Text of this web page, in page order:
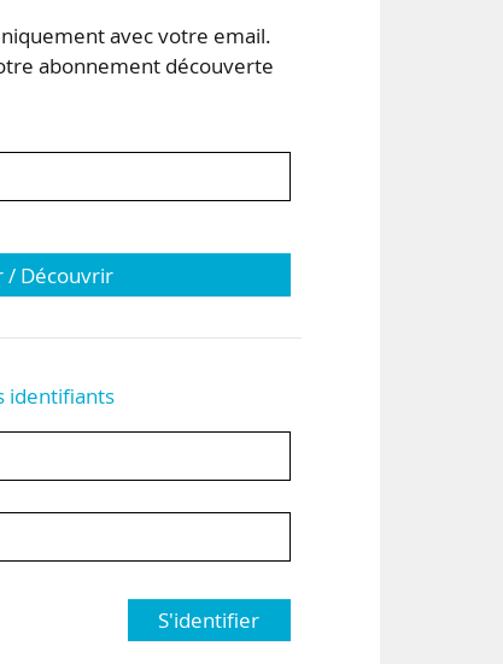
avec votre email.
abonnement découverte
/ Découvrir
identifiants
S'identifier